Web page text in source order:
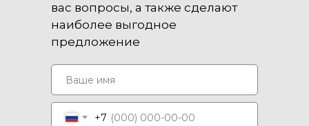
вас вопросы, а также сделают
наиболее выгодное
предложение
+7